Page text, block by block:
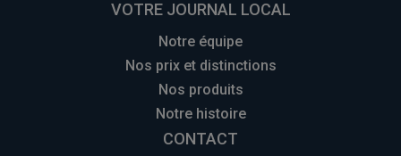
VOTRE JOURNAL LOCAL
Notre équipe
Nos prix et distinctions
Nos produits
Notre histoire
CONTACT